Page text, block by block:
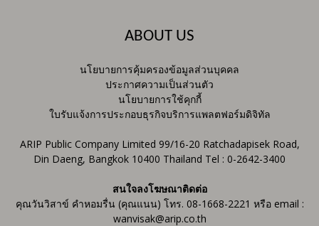
ABOUT US
นโยบายการคุ้มครองข้อมูลส่วนบุคคล
ประกาศความเป็นส่วนตัว
นโยบายการใช้คุกกี้
ใบรับแจ้งการประกอบธุรกิจบริการแพลตฟอร์มดิจิทัล
ARIP Public Company Limited 99/16-20 Ratchadapisek Road,
Din Daeng, Bangkok 10400 Thailand Tel : 0-2642-3400
สนใจลงโฆษณาติดต่อ
คุณวันวิสาข์ คำหอมรื่น (คุณแนน) โทร. 08-1668-2221 หรือ email :
wanvisak@arip.co.th